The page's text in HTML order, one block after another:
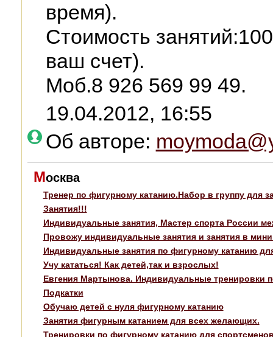
время).
Стоимость
ваш счет).
Моб.8 926 569 99 49.
19.04.2012, 16:55
Об авторе:
Москва
Тренер по фигурному катанию.Набор в группу для
Занятия!!!
Индивидуальные занятия, Мастер спорта России
Провожу индивидуальные занятия и занятия в
Индивидуальные занятия по фигурному катанию
Учу кататься! Как детей,так и взрослых!
Евгения Мартынова. Индивидуальные тренировки
Подкатки
Обучаю детей с нуля фигурному катанию
Занятия фигурным катанием для всех желающих.
Тренировки по фигурному катанию для